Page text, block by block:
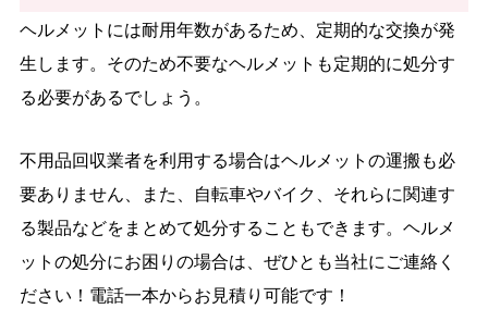
ヘルメットには耐用年数があるため、定期的な交換が発
生します。そのため不要なヘルメットも定期的に処分す
る必要があるでしょう。
不用品回収業者を利用する場合はヘルメットの運搬も必
要ありません、また、自転車やバイク、それらに関連す
る製品などをまとめて処分することもできます。ヘルメ
ットの処分にお困りの場合は、ぜひとも当社にご連絡く
ださい！電話一本からお見積り可能です！